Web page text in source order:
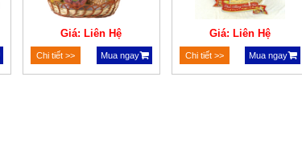
Giá: Liên Hệ
Chi tiết >> Mua ngay
Giá: Liên Hệ
Chi tiết >> Mua ngay